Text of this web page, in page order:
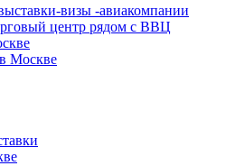
визы -авиакомпании
центр рядом с ВВЦ
Москве